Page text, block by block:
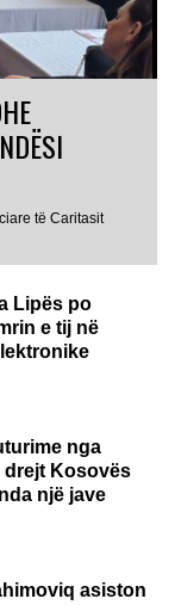
të Caritasit
Lipës po
e tij në
nga
drejt Kosovës
një jave
asiston